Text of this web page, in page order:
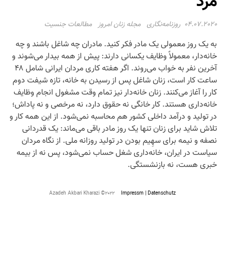
04.07.2020 روزنامه‌نگاری مجله زنان امروز مطالعات جنسیت
به یک روز معمولی یک مادر فکر کنید. مادران چه شاغل باشند و چه
خانه‌دار، معمولاً وظایف یکسانی دارند: پیش از همه بیدار می‌شوند و
آخرین نفر به خواب می‌روند. اگر هفته کاری مردان ایرانی شامل ۴۸
ساعت کار است، زنان شاغل پس از رسیدن به خانه، تازه شیفت دوم
کار را آغاز می‌کنند. زنان خانه‌دار نیز تمام وقت مشغول انجام وظایف
خانه‌داری هستند. کار خانگی نه حقوق دارد، نه مرخصی و نه پاداش؛
در تولید و درآمد داخلی کشور هم محاسبه نمی‌شود. از این همه کار و
تلاش شاید برای زنان تنها یک روز مادر باقی می‌ماند: یک قدردانی
نصفه و نیمه برای سهِیم بودن در تولید روزانه ملی. از نگاه مردان
سیاست در ایران، خانه‌داری شغل حساب نمی‌شود، پس نه از بیمه
خبری هست، نه بازنشستگی.
Azadeh Akbari Kharazi ©2022 Impressm | Datenschutz